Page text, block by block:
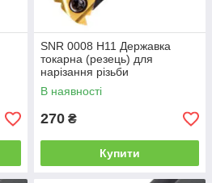
пластину на різець і
різьби. Часто вони
SNR 0008 H11 Державка
токарна (резець) для
нарізання різьби
В наявності
270 ₴
Купити